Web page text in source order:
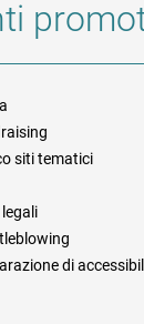
siti tematici
di